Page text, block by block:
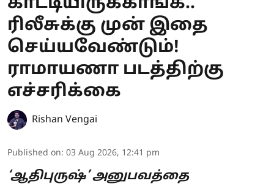
ரிலீசுக்கு முன் இதை
செய்யவேண்டும்!
ராமாயணா படத்திற்கு
எச்சரிக்கை
Rishan Vengai
Published on: 03 Aug 2026, 12:41 pm
‘ஆதிபுருஷ்’ அனுபவத்தை